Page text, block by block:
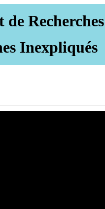
Recherches
Inexpliqués